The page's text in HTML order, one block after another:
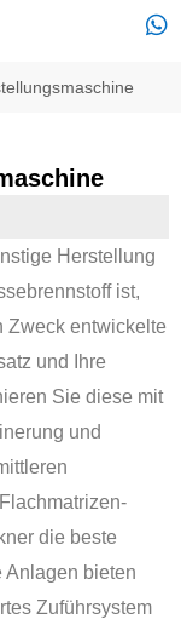
Herstellung
ist,
Zweck entwickelte
und Ihre
Sie diese mit
und
die beste
Anlagen bieten
Zuführsystem